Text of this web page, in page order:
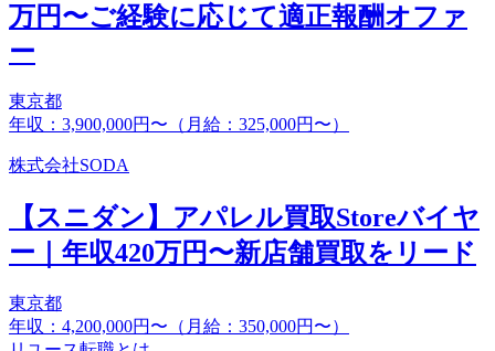
万円〜ご経験に応じて適正報酬オファ
ー
東京都
年収：3,900,000円〜（月給：325,000円〜）
株式会社SODA
【スニダン】アパレル買取Storeバイヤ
ー｜年収420万円〜新店舗買取をリード
東京都
年収：4,200,000円〜（月給：350,000円〜）